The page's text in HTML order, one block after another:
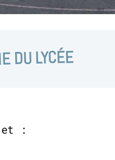
DU LYCÉE
: